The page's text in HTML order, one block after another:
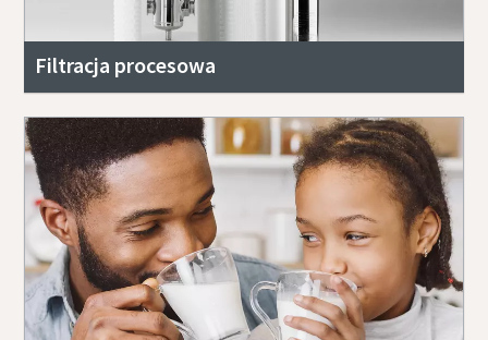
Filtracja procesowa